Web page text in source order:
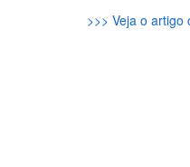
>>> Veja o artigo